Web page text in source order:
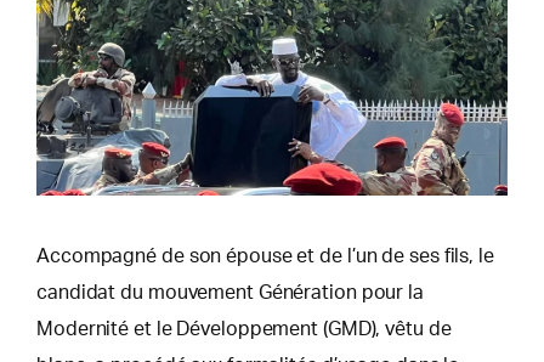
Accompagné de son épouse et de l’un de ses fils, le
candidat du mouvement Génération pour la
Modernité et le Développement (GMD), vêtu de